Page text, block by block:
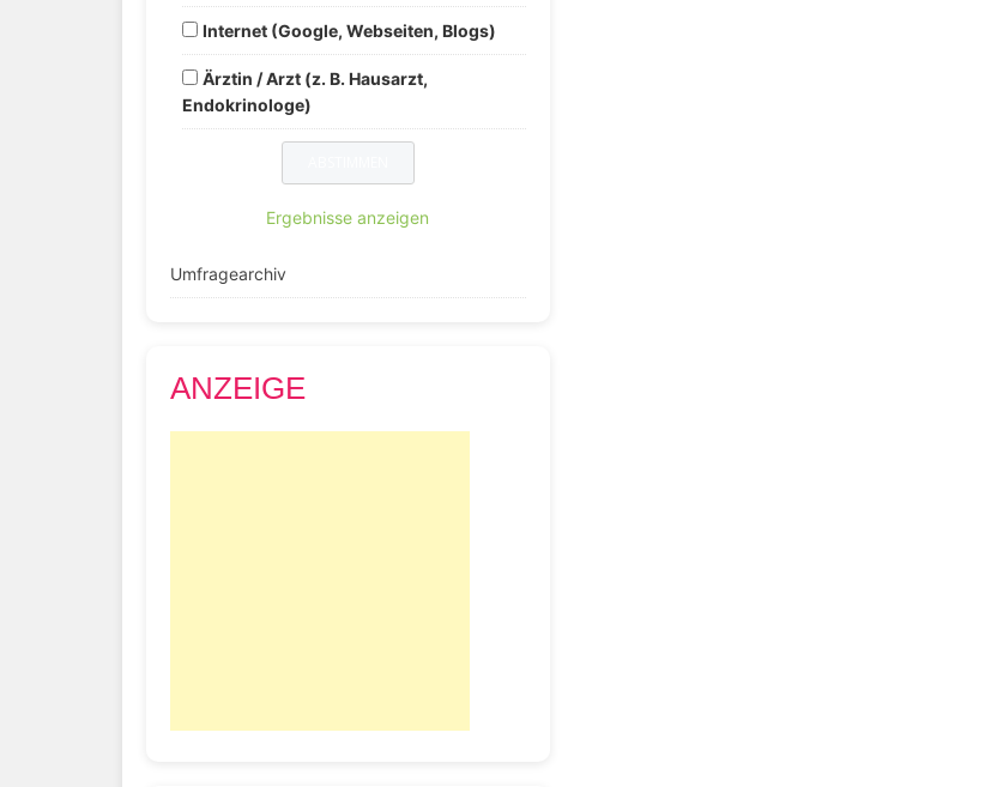
Internet (Google, Webseiten, Blogs)
Ärztin / Arzt (z. B. Hausarzt,
Endokrinologe)
Ergebnisse anzeigen
Umfragearchiv
ANZEIGE